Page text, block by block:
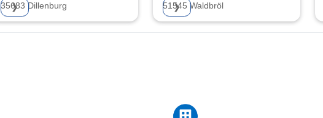
35683 Dillenburg
❯
51545 Waldbröl
❯